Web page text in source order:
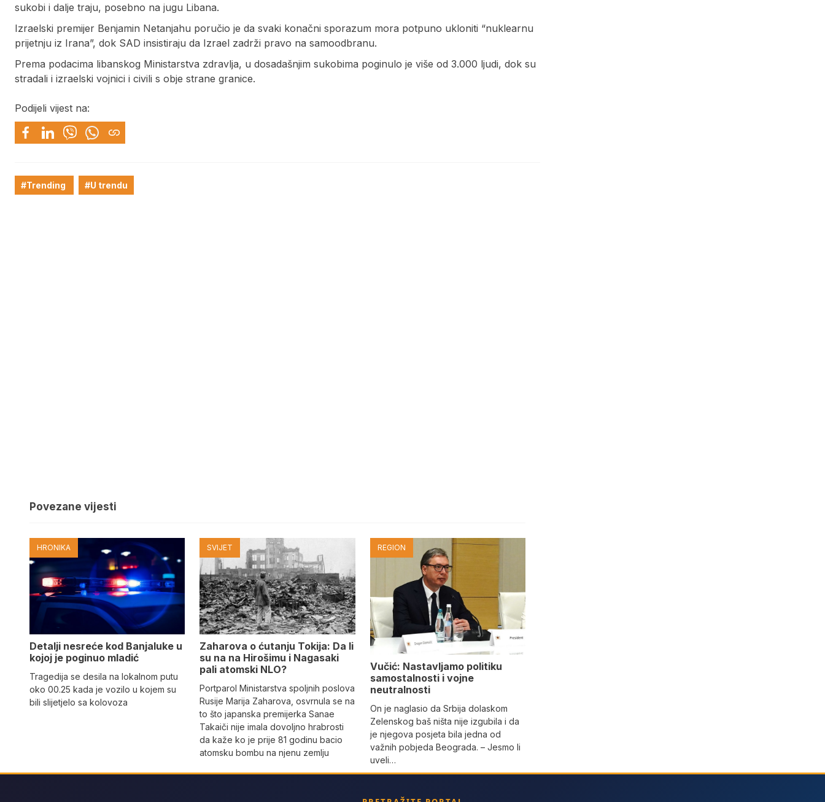
sukobi i dalje traju, posebno na jugu Libana.
Izraelski premijer Benjamin Netanjahu poručio je da svaki konačni sporazum mora potpuno ukloniti “nuklearnu
prijetnju iz Irana”, dok SAD insistiraju da Izrael zadrži pravo na samoodbranu.
Prema podacima libanskog Ministarstva zdravlja, u dosadašnjim sukobima poginulo je više od 3.000 ljudi, dok su
stradali i izraelski vojnici i civili s obje strane granice.
Podijeli vijest na:
#Trending #U trendu
Povezane vijesti
HRONIKA
Detalji nesreće kod Banjaluke u
kojoj je poginuo mladić
Tragedija se desila na lokalnom putu
oko 00.25 kada je vozilo u kojem su
bili slijetjelo sa kolovoza
SVIJET
Zaharova o ćutanju Tokija: Da li
su na na Hirošimu i Nagasaki
pali atomski NLO?
Portparol Ministarstva spoljnih poslova
Rusije Marija Zaharova, osvrnula se na
to što japanska premijerka Sanae
Takaiči nije imala dovoljno hrabrosti
da kaže ko je prije 81 godinu bacio
atomsku bombu na njenu zemlju
REGION
Vučić: Nastavljamo politiku
samostalnosti i vojne
neutralnosti
On je naglasio da Srbija dolaskom
Zelenskog baš ništa nije izgubila i da
je njegova posjeta bila jedna od
važnih pobjeda Beograda. – Jesmo li
uveli…